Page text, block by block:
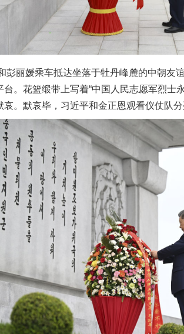
丽媛乘车抵达坐落于牡丹峰麓的中朝友
。花篮缎带上写着“中国人民志愿军烈士
。默哀毕，习近平和金正恩观看仪仗队分
效落实 一纸欠条伤亲情 巡回